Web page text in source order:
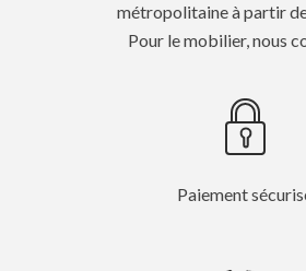
métropolitaine à partir
Pour le mobilier, nous
Paiement